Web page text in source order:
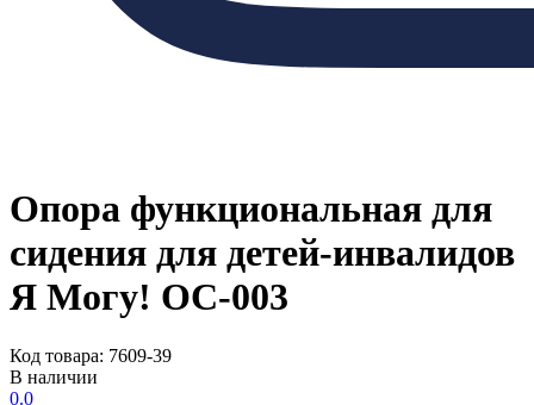
Опора функциональная для
сидения для детей-инвалидов
Я Могу! ОС-003
Код товара: 7609-39
В наличии
0.0